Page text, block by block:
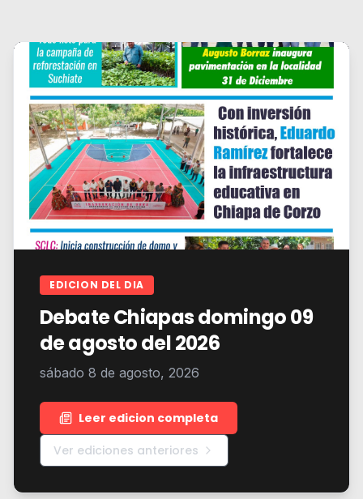
EDICION DEL DIA
Debate Chiapas domingo 09
de agosto del 2026
sábado 8 de agosto, 2026
Leer edicion completa
Ver ediciones anteriores